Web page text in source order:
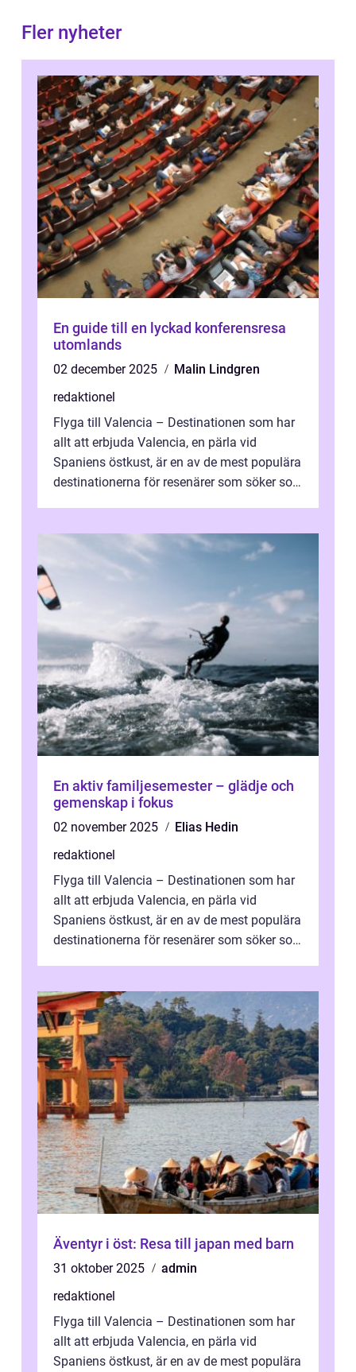
Fler nyheter
En guide till en lyckad konferensresa
utomlands
02 december 2025
Malin Lindgren
redaktionel
Flyga till Valencia – Destinationen som har
allt att erbjuda Valencia, en pärla vid
Spaniens östkust, är en av de mest populära
destinationerna för resenärer som söker sol,
En aktiv familjesemester – glädje och
gemenskap i fokus
02 november 2025
Elias Hedin
redaktionel
Flyga till Valencia – Destinationen som har
allt att erbjuda Valencia, en pärla vid
Spaniens östkust, är en av de mest populära
destinationerna för resenärer som söker sol,
Äventyr i öst: Resa till japan med barn
31 oktober 2025
admin
redaktionel
Flyga till Valencia – Destinationen som har
allt att erbjuda Valencia, en pärla vid
Spaniens östkust, är en av de mest populära